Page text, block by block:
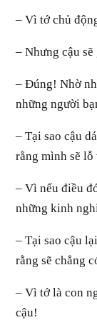
– Vì tớ chủ
– Nhưng cậu
– Đúng! Nhờ
những người
– Tại sao cậu
rằng mình sẽ lỗ
– Vì nếu điều
những kinh
– Tại sao cậu
rằng sẽ chẳng
– Vì tớ là con
cậu!